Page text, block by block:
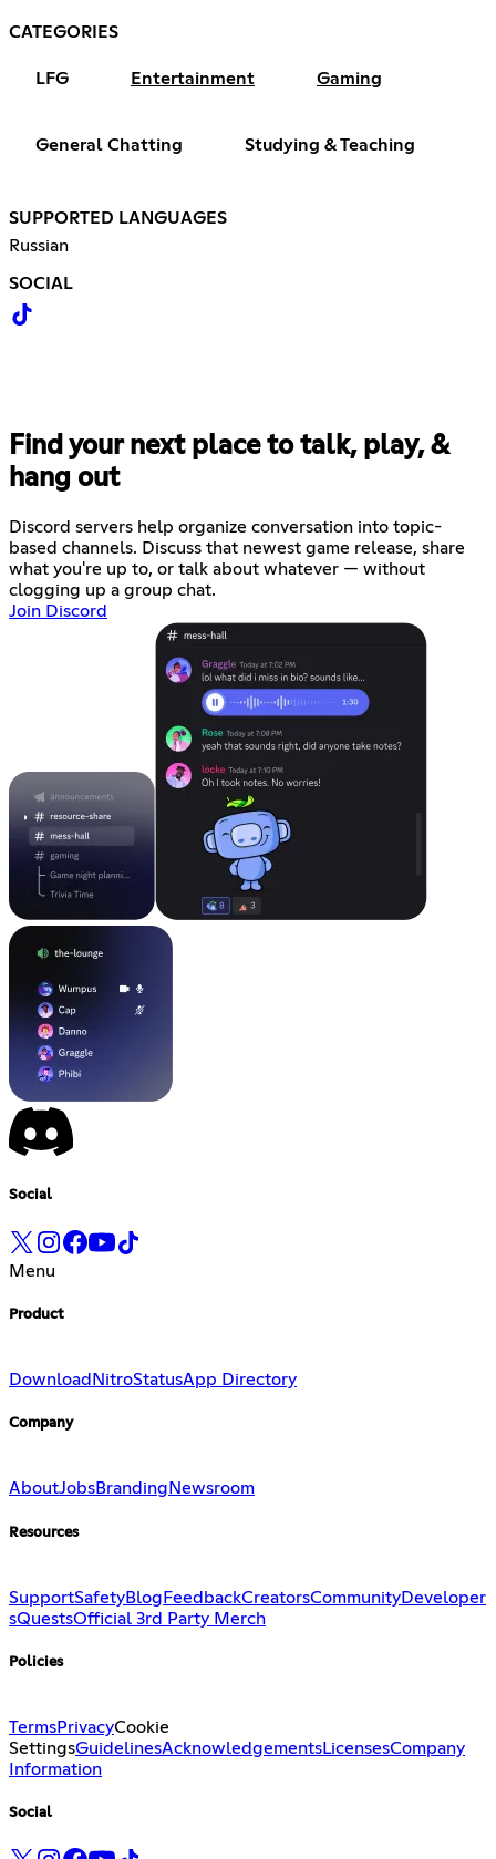
CATEGORIES
LFG Entertainment Gaming
General Chatting Studying & Teaching
SUPPORTED LANGUAGES
Russian
SOCIAL
Find your next place to talk, play, &
hang out
Discord servers help organize conversation into topic-
based channels. Discuss that newest game release, share
what you're up to, or talk about whatever — without
clogging up a group chat.
Join Discord
Social
Menu
Product
Download NitroStatusApp Directory
Company
AboutJobsBranding Newsroom
Resources
SupportSafetyBlog FeedbackCreatorsCommunityDeveloper
sQuestsOfficial 3rd Party Merch
Policies
TermsPrivacyCookie
SettingsGuidelinesAcknowledgementsLicensesCompany
Information
Social